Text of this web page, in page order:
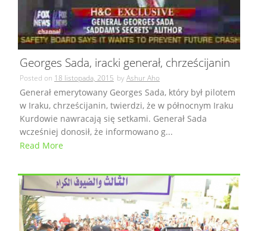
Georges Sada, iracki generał, chrześcijanin
Posted on 18 listopada, 2015 byAshur Aho
Generał emerytowany Georges Sada, który był pilotem
w Iraku, chrześcijanin, twierdzi, że w północnym Iraku
Kurdowie nawracają się setkami. Generał Sada
wcześniej donosił, że informowano g...
Read More